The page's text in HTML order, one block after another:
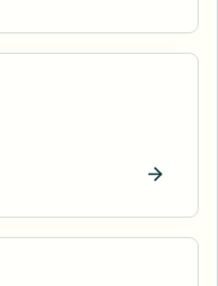
الآن